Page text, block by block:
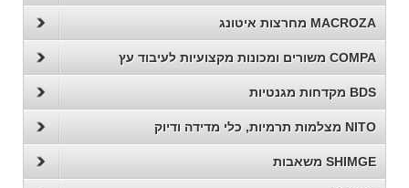
MACROZA מחרצות איטונג
COMPA משורים ומכונות מקצועיות לעיבוד עץ
BDS מקדחות מגנטיות
NITO מצלמות תרמיות, כלי מדידה ודיוק
SHIMGE משאבות